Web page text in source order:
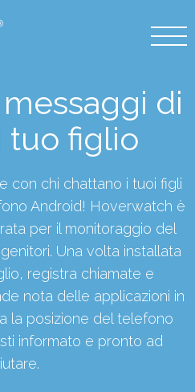
di
tuo figlio
con chi chattano i tuoi figli
Android! Hoverwatch è
per il monitoraggio del
Una volta installata
registra chiamate e
nota delle applicazioni in
la posizione del telefono
informato e pronto ad